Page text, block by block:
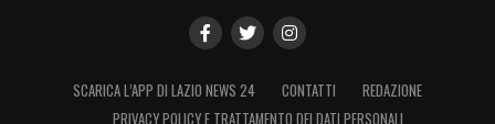
SCARICA L’APP DI LAZIO NEWS 24 CONTATTI
REDAZIONE
PRIVACY POLICY E TRATTAMENTO DEI DATI PERSONALI